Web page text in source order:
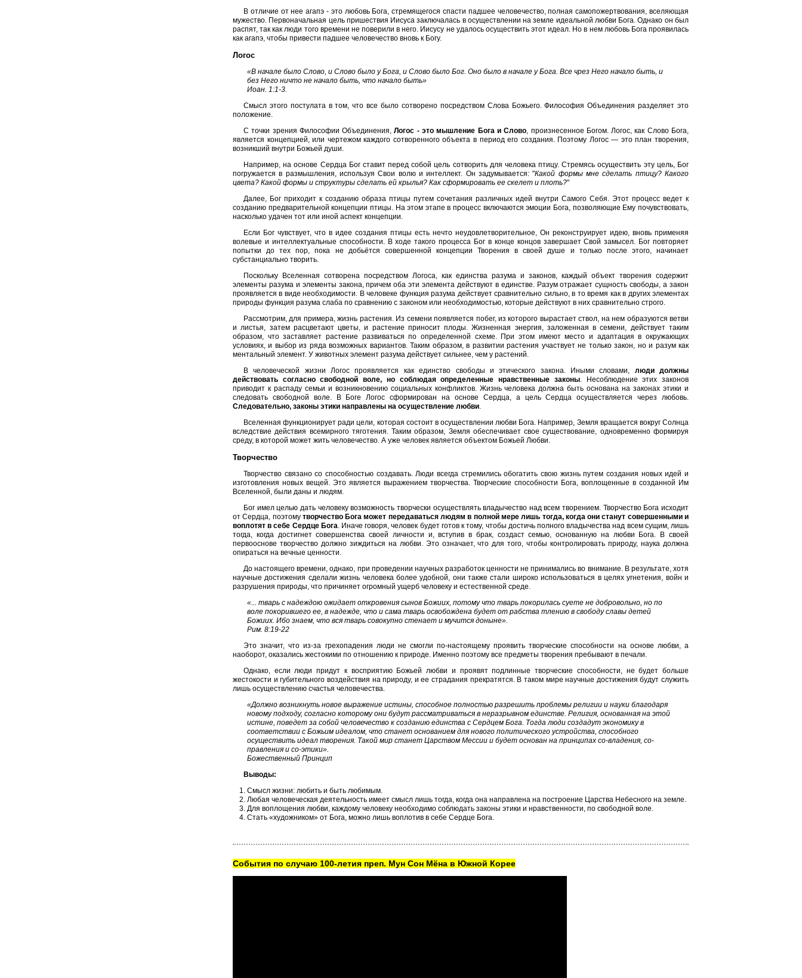
В отличие от нее агапэ - это любовь Бога, стремящегося спасти падшее человечество, полная самопожертвования, вселяющая
мужество. Первоначальная цель пришествия Иисуса заключалась в осуществлении на земле идеальной любви Бога. Однако он был
распят, так как люди того времени не поверили в него. Иисусу не удалось осуществить этот идеал. Но в нем любовь Бога проявилась
как агапэ, чтобы привести падшее человечество вновь к Богу.
Логос
«В начале было Слово, и Слово было у Бога, и Слово было Бог. Оно было в начале у Бога. Все чрез Него начало быть, и
без Него ничто не начало быть, что начало быть»
Иоан. 1:1-3.
Смысл этого постулата в том, что все было сотворено посредством Слова Божьего. Философия Объединения разделяет это
положение.
С точки зрения Философии Oбъединения,Логос - это мышление Бога и Слово , произнесенное Богом. Логос, как Слово Бога,
является концепцией, или чертежом каждого сотворенного объекта в период его создания. Поэтому Логос — это план творения,
возникший внутри Божьей души.
Например, на основе Сердца Бог ставит перед собой цель сотворить для человека птицу. Стремясь осуществить эту цель, Бог
погружается в размышления, используя Свои волю и интеллект. Он задумывается: "Какой формы мне сделать птицу? Какого
цвета? Какой формы и структуры сделать ей крылья? Как сформировать ее скелет и плоть?"
Далее, Бог приходит к созданию образа птицы путем сочетания различных идей внутри Самого Себя. Этот процесс ведет к
созданию предварительной концепции птицы. На этом этапе в процесс включаются эмоции Бога, позволяющие Ему почувствовать,
насколько удачен тот или иной аспект концепции.
Если Бог чувствует, что в идее создания птицы есть нечто неудовлетворительное, Он реконструирует идею, вновь применяя
волевые и интеллектуальные способности. В ходе такого процесса Бог в конце концов завершает Свой замысел. Бог повторяет
попытки до тех пор, пока не добьётся совершенной концепции Творения в своей душе и только после этого, начинает
субстанциально творить.
Поскольку Вселенная сотворена посредством Логоса, как единства разума и законов, каждый объект творения содержит
элементы разума и элементы закона, причем оба эти элемента действуют в единстве. Разум отражает сущность свободы, а закон
проявляется в виде необходимости. В человеке функция разума действует сравнительно сильно, в то время как в других элементах
природы функция разума слаба по сравнению с законом или необходимостью, которые действуют в них сравнительно строго.
Рассмотрим, для примера, жизнь растения. Из семени появляется побег, из которого вырастает ствол, на нем образуются ветви
и листья, затем расцветают цветы, и растение приносит плоды. Жизненная энергия, заложенная в семени, действует таким
образом, что заставляет растение развиваться по определенной схеме. При этом имеют место и адаптация в окружающих
условиях, и выбор из ряда возможных вариантов. Таким образом, в развитии растения участвует не только закон, но и разум как
ментальный элемент. У животных элемент разума действует сильнее, чем у растений.
В человеческой жизни Логос проявляется как единство свободы и этического закона. Иными словами, люди должны
действовать согласно свободной воле, но соблюдая определенные нравственные законы. Несоблюдение этих законов
приводит к распаду семьи и возникновению социальных конфликтов. Жизнь человека должна быть основана на законах этики и
следовать свободной воле. В Боге Логос сформирован на основе Сердца, а цель Сердца осуществляется через любовь.
Следовательно, законы этики направлены на осуществление любви
Вселенная функционирует ради цели, которая состоит в осуществлении любви Бога. Например, Земля вращается вокруг Солнца
вследствие действия всемирного тяготения. Таким образом, Земля обеспечивает свое существование, одновременно формируя
среду, в которой может жить человечество. А уже человек является объектом Божьей Любви.
Творчество
Творчество связано со способностью создавать. Люди всегда стремились обогатить свою жизнь путем создания новых идей и
изготовления новых вещей. Это является выражением творчества. Творческие способности Бога, воплощенные в созданной Им
Вселенной, были даны и людям.
Бог имел целью дать человеку возможность творчески осуществлять владычество над всем творением. Творчество Бога исходит
от Сердца, поэтому творчество Бога может передаваться людям в полной мере лишь тогда, когда они станут совершенными и
воплотят в себе Сердце Бога . Иначе говоря, человек будет готов к тому, чтобы достичь полного владычества над всем сущим, лишь
тогда, когда достигнет совершенства своей личности и, вступив в брак, создаст семью, основанную на любви Бога. В своей
первооснове творчество должно зиждиться на любви. Это означает, что для того, чтобы контролировать природу, наука должна
опираться на вечные ценности.
До настоящего времени, однако, при проведении научных разработок ценности не принимались во внимание. В результате, хотя
научные достижения сделали жизнь человека более удобной, они также стали широко использоваться в целях угнетения, войн и
разрушения природы, что причиняет огромный ущерб человеку и естественной среде.
«... тварь с надеждою ожидает откровения сынов Божиих, потому что тварь покорилась суете не добровольно, но по
воле покорившего ее, в надежде, что и сама тварь освобождена будет от рабства тлению в свободу славы детей
Божиих. Ибо знаем, что вся тварь совокупно стенает и мучится доныне».
Рим. 8:19-22
Это значит, что из-за грехопадения люди не смогли по-настоящему проявить творческие способности на основе любви, а
наоборот, оказались жестокими по отношению к природе. Именно поэтому все предметы творения пребывают в печали.
Однако, если люди придут к восприятию Божьей любви и проявят подлинные творческие способности, не будет больше
жестокости и губительного воздействия на природу, и ее страдания прекратятся. В таком мире научные достижения будут служить
лишь осуществлению счастья человечества.
«Должно возникнуть новое выражение истины, способное полностью разрешить проблемы религии и науки благодаря
новому подходу, согласно которому они будут рассматриваться в неразрывном единстве. Религия, основанная на этой
истине, поведет за собой человечество к созданию единства с Сердцем Бога. Тогда люди создадут экономику в
соответствии с Божьим идеалом, что станет основанием для нового политического устройства, способного
осуществить идеал творения. Такой мир станет Царством Мессии и будет основан на принципaх со-влaдения, со-
прaвления и со-этики».
Божественный Принцип
Выводы:
Смысл жизни: любить и быть любимым.
Любая человеческая деятельность имеет смысл лишь тогда, когда она направлена на построение Царства Небесного на земле.
Для воплощения любви, каждому человеку необходимо соблюдать законы этики и нравственности, по свободной воле.
Стать «художником» от Бога, можно лишь воплотив в себе Сердце Бога.
Cобытия по случаю 100-летия преп. Мун Сон Мёна в Южной Корее